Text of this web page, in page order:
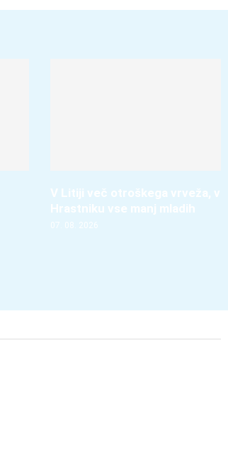
V Litiji več otroškega vrveža, v
Hrastniku vse manj mladih
07. 08. 2026